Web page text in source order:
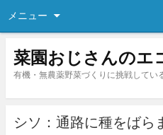
メニュー
菜園おじさんのエ
有機・無農薬野菜づくりに挑戦してい
シソ：通路に種をばら